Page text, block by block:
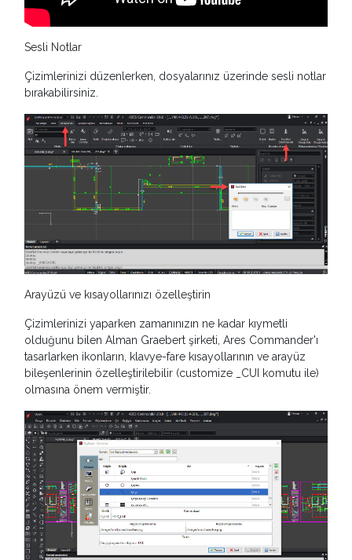
Sesli Notlar
Çizimlerinizi düzenlerken, dosyalarınız üzerinde sesli notlar
bırakabilirsiniz.
Arayüzü ve kısayollarınızı özelleştirin
Çizimlerinizi yaparken zamanınızın ne kadar kıymetli
olduğunu bilen Alman Graebert şirketi, Ares Commander'ı
tasarlarken ikonların, klavye-fare kısayollarının ve arayüz
bileşenlerinin özelleştirilebilir (customize _CUI komutu ile)
olmasına önem vermiştir.